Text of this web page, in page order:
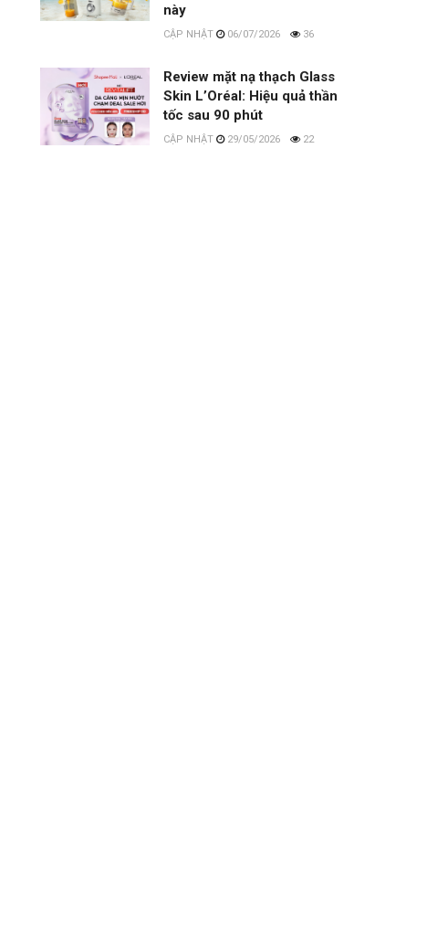
này
06/07/2026 36
Review mặt nạ thạch Glass
Skin L’Oréal: Hiệu quả thần
tốc sau 90 phút
29/05/2026 22